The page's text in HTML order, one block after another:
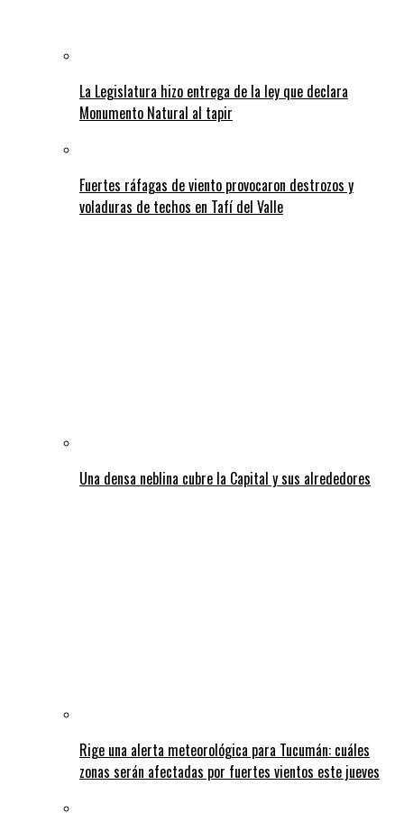
La Legislatura hizo entrega de la ley que declara
Monumento Natural al tapir
Fuertes ráfagas de viento provocaron destrozos y
voladuras de techos en Tafí del Valle
Una densa neblina cubre la Capital y sus alrededores
Rige una alerta meteorológica para Tucumán: cuáles
zonas serán afectadas por fuertes vientos este jueves